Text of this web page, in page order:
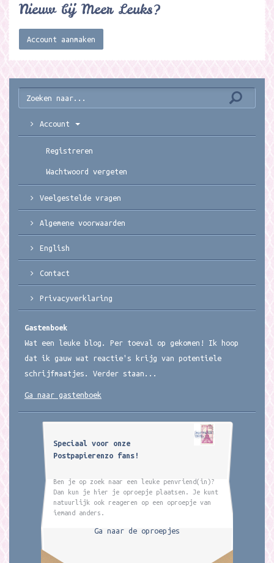
Nieuw bij Meer Leuks?
Account aanmaken
Account
Registreren
Wachtwoord vergeten
Veelgestelde vragen
Algemene voorwaarden
English
Contact
Privacyverklaring
Gastenboek
Wat een leuke blog. Per toeval op gekomen! Ik hoop
dat ik gauw wat reactie's krijg van potentiele
schrijfmaatjes. Verder staan...
Ga naar gastenboek
Speciaal voor onze
Postpapierenzo fans!
Ben je op zoek naar een leuke penvriend(in)?
Dan kun je hier je oproepje plaatsen. Je kunt
natuurlijk ook reageren op een oproepje van
iemand anders.
Ga naar de oproepjes